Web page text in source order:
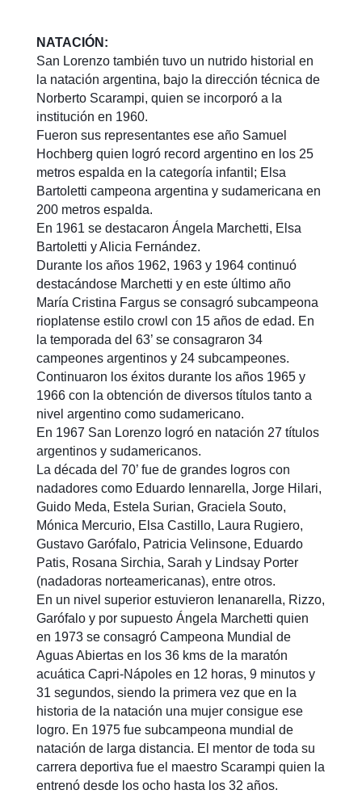
NATACIÓN:
San Lorenzo también tuvo un nutrido historial en
la natación argentina, bajo la dirección técnica de
Norberto Scarampi, quien se incorporó a la
institución en 1960.
Fueron sus representantes ese año Samuel
Hochberg quien logró record argentino en los 25
metros espalda en la categoría infantil; Elsa
Bartoletti campeona argentina y sudamericana en
200 metros espalda.
En 1961 se destacaron Ángela Marchetti, Elsa
Bartoletti y Alicia Fernández.
Durante los años 1962, 1963 y 1964 continuó
destacándose Marchetti y en este último año
María Cristina Fargus se consagró subcampeona
rioplatense estilo crowl con 15 años de edad. En
la temporada del 63’ se consagraron 34
campeones argentinos y 24 subcampeones.
Continuaron los éxitos durante los años 1965 y
1966 con la obtención de diversos títulos tanto a
nivel argentino como sudamericano.
En 1967 San Lorenzo logró en natación 27 títulos
argentinos y sudamericanos.
La década del 70’ fue de grandes logros con
nadadores como Eduardo Iennarella, Jorge Hilari,
Guido Meda, Estela Surian, Graciela Souto,
Mónica Mercurio, Elsa Castillo, Laura Rugiero,
Gustavo Garófalo, Patricia Velinsone, Eduardo
Patis, Rosana Sirchia, Sarah y Lindsay Porter
(nadadoras norteamericanas), entre otros.
En un nivel superior estuvieron Ienanarella, Rizzo,
Garófalo y por supuesto Ángela Marchetti quien
en 1973 se consagró Campeona Mundial de
Aguas Abiertas en los 36 kms de la maratón
acuática Capri-Nápoles en 12 horas, 9 minutos y
31 segundos, siendo la primera vez que en la
historia de la natación una mujer consigue ese
logro. En 1975 fue subcampeona mundial de
natación de larga distancia. El mentor de toda su
carrera deportiva fue el maestro Scarampi quien la
entrenó desde los ocho hasta los 32 años.